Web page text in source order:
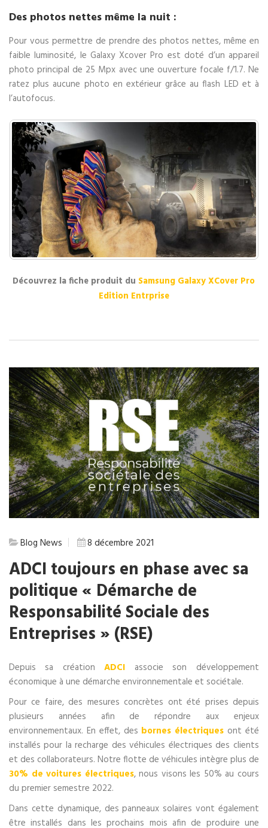
Des photos nettes même la nuit :
Pour vous permettre de prendre des photos nettes, même en
faible luminosité, le Galaxy Xcover Pro est doté d’un appareil
photo principal de 25 Mpx avec une ouverture focale f/1.7. Ne
ratez plus aucune photo en extérieur grâce au flash LED et à
l’autofocus.
Découvrez la fiche produit du Samsung Galaxy XCover Pro
Edition Entrprise
Blog News 8 décembre 2021
ADCI toujours en phase avec sa
politique « Démarche de
Responsabilité Sociale des
Entreprises » (RSE)
Depuis sa créationADCI associe son développement
économique à une démarche environnementale et sociétale.
Pour ce faire, des mesures concrètes ont été prises depuis
plusieurs années afin de répondre aux enjeux
environnementaux. En effet, des bornes électriques ont été
installés pour la recharge des véhicules électriques des clients
et des collaborateurs. Notre flotte de véhicules intègre plus de
30% de voitures électriques, nous visons les 50% au cours
du premier semestre 2022.
Dans cette dynamique, des panneaux solaires vont également
être installés dans les prochains mois afin de produire une